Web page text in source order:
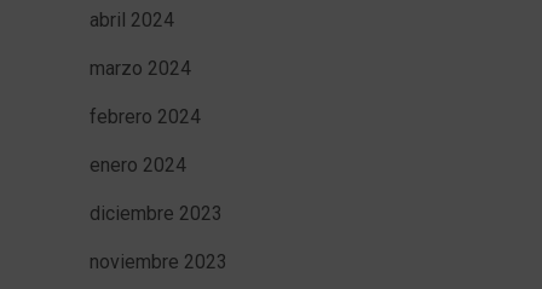
abril 2024
marzo 2024
febrero 2024
enero 2024
diciembre 2023
noviembre 2023